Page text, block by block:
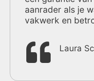
aanrader als je
vakwerk en
Laura